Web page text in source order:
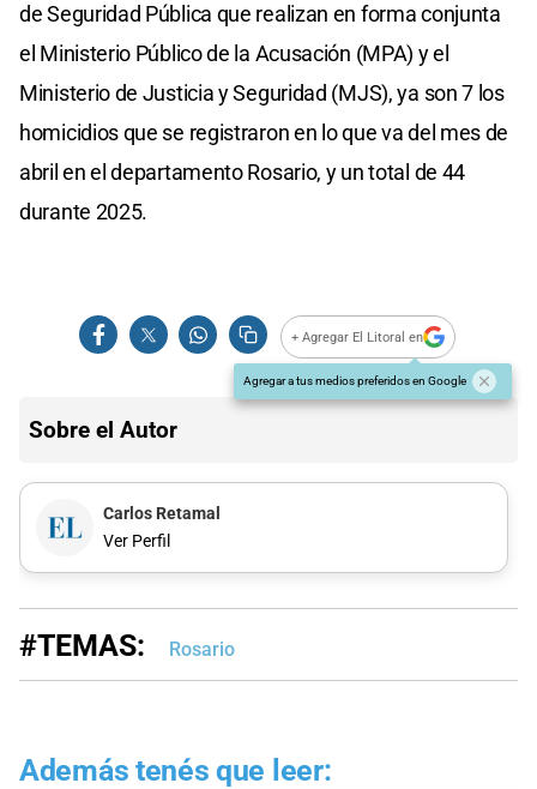
de Seguridad Pública que realizan en forma conjunta
el Ministerio Público de la Acusación (MPA) y el
Ministerio de Justicia y Seguridad (MJS), ya son 7 los
homicidios que se registraron en lo que va del mes de
abril en el departamento Rosario, y un total de 44
durante 2025.
+ Agregar El Litoral en
Agregar a tus medios preferidos en Google
Sobre el Autor
Carlos Retamal
Ver Perfil
#TEMAS: Rosario
Además tenés que leer: